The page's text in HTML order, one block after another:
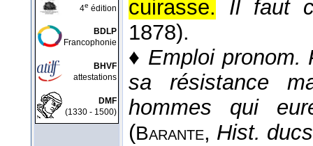
4e édition
BDLP
Francophonie
BHVF
attestations
DMF
(1330 - 1500)
cuirasse.
Il faut
1878).
♦ Emploi pronom.
sa résistance
hommes qui
(Barante, Hist.